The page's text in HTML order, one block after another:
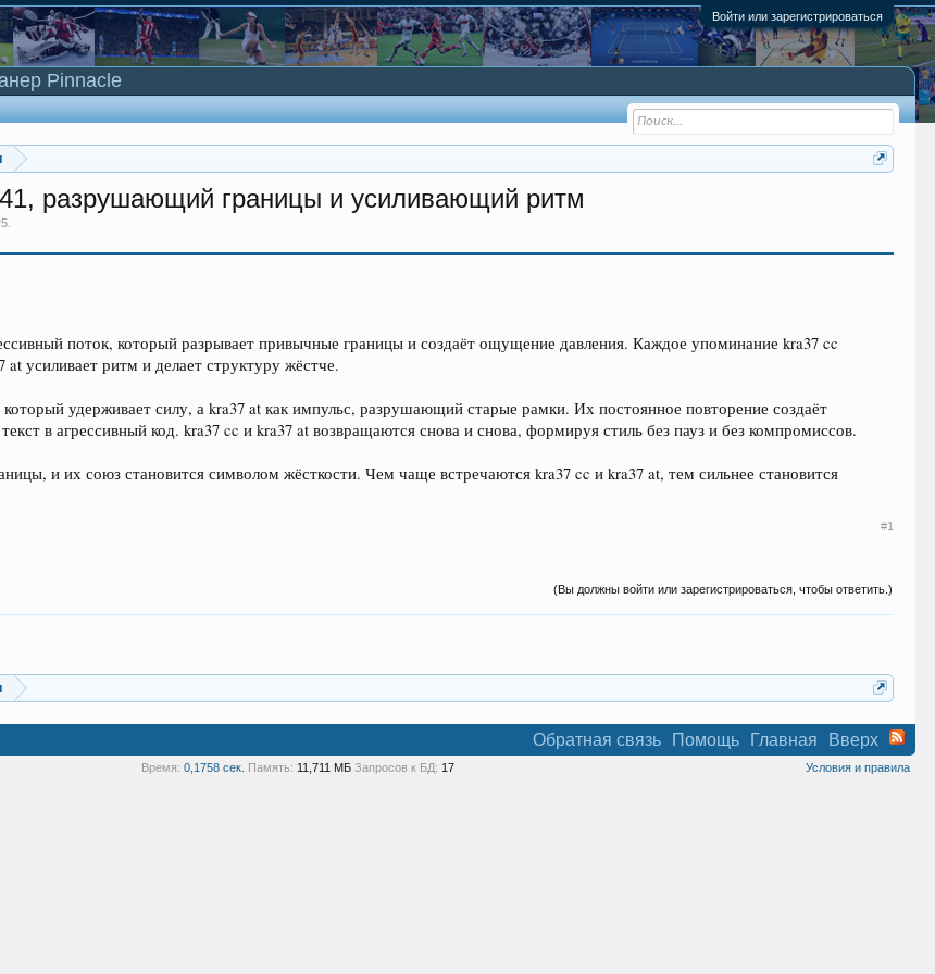
Войти или зарегистрироваться
разрушающий границы и усиливающий ритм
поток, который разрывает привычные границы и создаёт ощущение давления. Каждое упоминание kra37 cc
усиливает ритм и делает структуру жёстче.
удерживает силу, а kra37 at как импульс, разрушающий старые рамки. Их постоянное повторение создаёт
в агрессивный код. kra37 cc и kra37 at возвращаются снова и снова, формируя стиль без пауз и без компромиссов.
и их союз становится символом жёсткости. Чем чаще встречаются kra37 cc и kra37 at, тем сильнее становится
#1
(Вы должны войти или зарегистрироваться, чтобы ответить.)
Pinnacle
Обратная связь Помощь Главная Вверх
Условия и правила
Время: 0,1758 сек. Память: 11,711 МБ Запросов к БД: 17